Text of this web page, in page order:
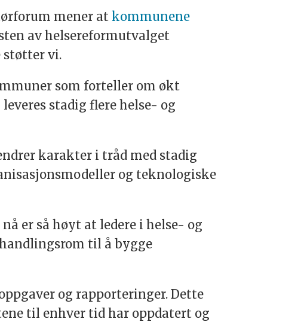
mener atkommunene
av helsereformutvalget
støtter vi.
som forteller om økt
stadig flere helse- og
karakter i tråd med stadig
og teknologiske
er så høyt at ledere i helse- og
til å bygge
og rapporteringer. Dette
til enhver tid har oppdatert og